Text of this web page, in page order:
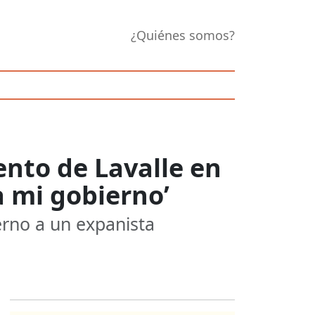
¿Quiénes somos?
de Lavalle en
gobierno’
a un expanista